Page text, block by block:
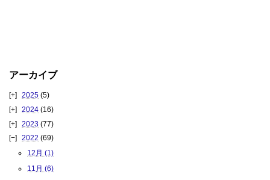
アーカイブ
2025 (5)
2024 (16)
2023 (77)
2022 (69)
12月 (1)
11月 (6)